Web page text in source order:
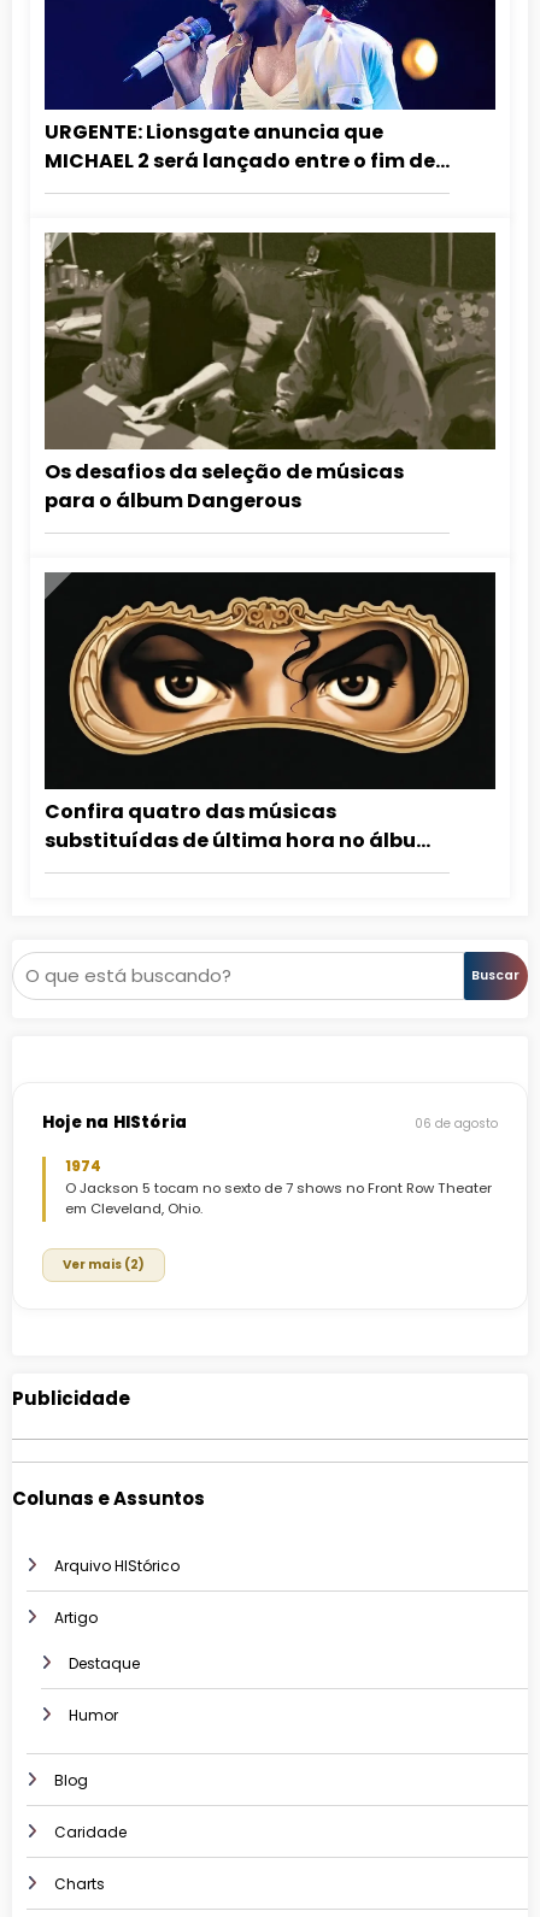
URGENTE: Lionsgate anuncia que
MICHAEL 2 será lançado entre o fim de
2027 e o início de 2028!
Os desafios da seleção de músicas
para o álbum Dangerous
Confira quatro das músicas
substituídas de última hora no álbum
Dangerous
Pesquisar Buscar
Hoje na HIStória 06 de agosto
1974
O Jackson 5 tocam no sexto de 7 shows no Front Row Theater
em Cleveland, Ohio.
Ver mais (2)
Publicidade
Colunas e Assuntos
Arquivo HIStórico
Artigo
Destaque
Humor
Blog
Caridade
Charts